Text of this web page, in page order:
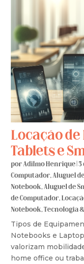
Locação de
Tablets e
porAdilmo Henrique |3
Computador,Aluguel
Notebook,Aluguel de
de Computador,
Notebook,Tecnologia
Tipos de
Notebooks e
valorizam
home office ou